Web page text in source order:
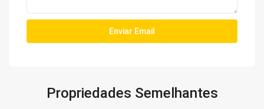
Propriedades Semelhantes